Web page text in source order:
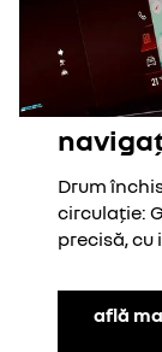
Drum
circulație:
precisă,
află